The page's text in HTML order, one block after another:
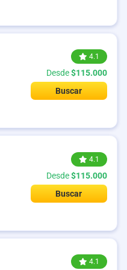
4.1
Desde$115.000
Buscar
4.1
Desde$115.000
Buscar
4.1